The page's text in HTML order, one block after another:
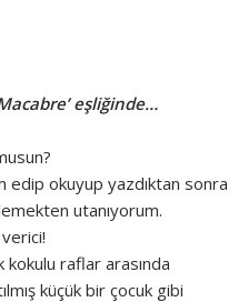
eşliğinde…
edip okuyup yazdıktan sonra
utanıyorum.
kokulu raflar arasında
küçük bir çocuk gibi